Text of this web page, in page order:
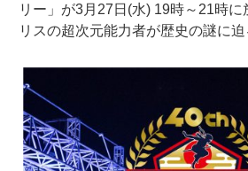
リー」が3月27日(水) 19時～21時
リスの超次元能力者が歴史の謎に迫